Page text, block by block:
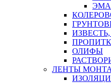
ОЛИФЫ
ЛЕНТЫ